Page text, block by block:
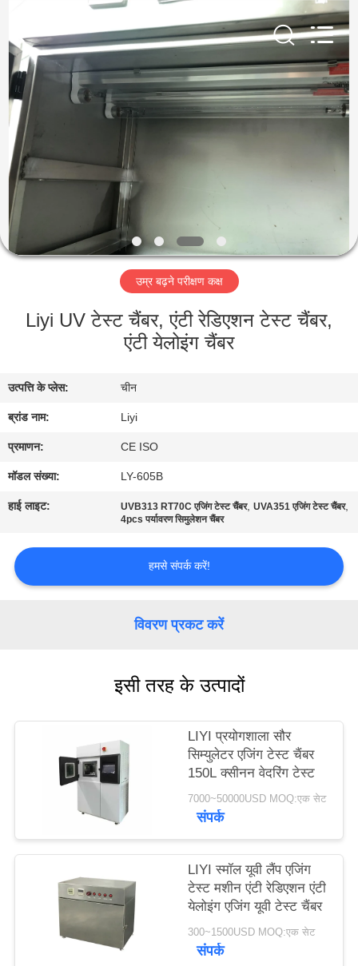
घर
उत्पादों
हमारे
बारे
में
भ्रमण
नियंत्रण
संपर्क
करें
उद्धरण
की
POLICY
Ltd..
Rights
Reserved.
उम्र बढ़ने परीक्षण कक्ष
Liyi UV टेस्ट चैंबर, एंटी रेडिएशन टेस्ट चैंबर,
एंटी येलोइंग चैंबर
उत्पत्ति के प्लेस: चीन
ब्रांड नाम: Liyi
प्रमाणन: CE ISO
मॉडल संख्या: LY-605B
हाई लाइट: UVB313 RT70C एजिंग टेस्ट चैंबर,UVA351 एजिंग टेस्ट चैंबर,
4pcs पर्यावरण सिमुलेशन चैंबर
हमसे संपर्क करें!
विवरण प्रकट करें
इसी तरह के उत्पादों
LIYI प्रयोगशाला सौर
सिम्युलेटर एजिंग टेस्ट चैंबर
150L क्सीनन वेदरिंग टेस्ट
7000~50000USD MOQ:एक सेट
संपर्क
LIYI स्मॉल यूवी लैंप एजिंग
टेस्ट मशीन एंटी रेडिएशन एंटी
येलोइंग एजिंग यूवी टेस्ट चैंबर
300~1500USD MOQ:एक सेट
संपर्क